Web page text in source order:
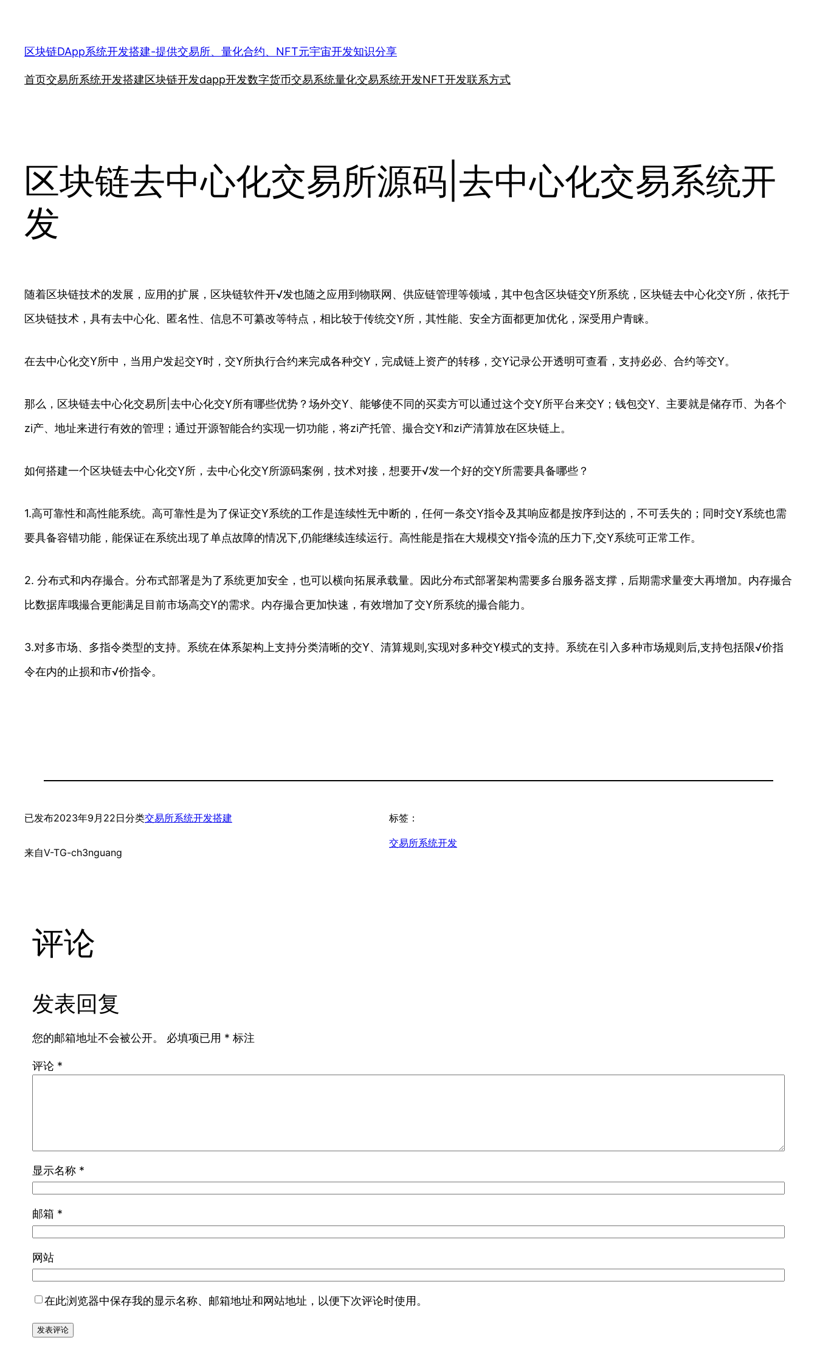
区块链DApp系统开发搭建-提供交易所、量化合约、NFT元宇宙开发知识分享
首页交易所系统开发搭建区块链开发dapp开发数字货币交易系统量化交易系统开发NFT开发联系方式
区块链去中心化交易所源码|去中心化交易系统开
发
随着区块链技术的发展，应用的扩展，区块链软件开√发也随之应用到物联网、供应链管理等领域，其中包含区块链交Y所系统，区块链去中心化交Y所，依托于
区块链技术，具有去中心化、匿名性、信息不可纂改等特点，相比较于传统交Y所，其性能、安全方面都更加优化，深受用户青睐。
在去中心化交Y所中，当用户发起交Y时，交Y所执行合约来完成各种交Y，完成链上资产的转移，交Y记录公开透明可查看，支持必必、合约等交Y。
那么，区块链去中心化交易所|去中心化交Y所有哪些优势？场外交Y、能够使不同的买卖方可以通过这个交Y所平台来交Y；钱包交Y、主要就是储存币、为各个
zi产、地址来进行有效的管理；通过开源智能合约实现一切功能，将zi产托管、撮合交Y和zi产清算放在区块链上。
如何搭建一个区块链去中心化交Y所，去中心化交Y所源码案例，技术对接，想要开√发一个好的交Y所需要具备哪些？
1.高可靠性和高性能系统。高可靠性是为了保证交Y系统的工作是连续性无中断的，任何一条交Y指令及其响应都是按序到达的，不可丢失的；同时交Y系统也需
要具备容错功能，能保证在系统出现了单点故障的情况下,仍能继续连续运行。高性能是指在大规模交Y指令流的压力下,交Y系统可正常工作。
2. 分布式和内存撮合。分布式部署是为了系统更加安全，也可以横向拓展承载量。因此分布式部署架构需要多台服务器支撑，后期需求量变大再增加。内存撮合
比数据库哦撮合更能满足目前市场高交Y的需求。内存撮合更加快速，有效增加了交Y所系统的撮合能力。
3.对多市场、多指令类型的支持。系统在体系架构上支持分类清晰的交Y、清算规则,实现对多种交Y模式的支持。系统在引入多种市场规则后,支持包括限√价指
令在内的止损和市√价指令。
已发布2023年9月22日分类交易所系统开发搭建
来自V-TG-ch3nguang
标签：
交易所系统开发
评论
发表回复
您的邮箱地址不会被公开。 必填项已用 * 标注
评论 *
显示名称 *
邮箱 *
网站
在此浏览器中保存我的显示名称、邮箱地址和网站地址，以便下次评论时使用。